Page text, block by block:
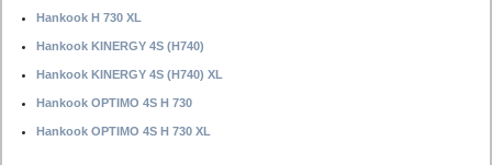
Hankook H 730 XL
Hankook KINERGY 4S (H740)
Hankook KINERGY 4S (H740) XL
Hankook OPTIMO 4S H 730
Hankook OPTIMO 4S H 730 XL